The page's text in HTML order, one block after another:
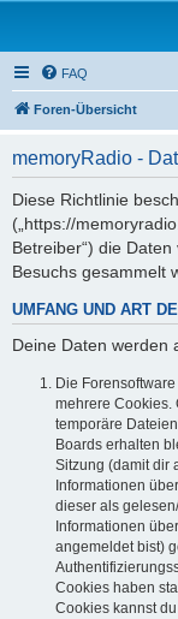
FAQ
Foren-Übersicht
memoryRadio -
Diese Richtlinie
(„https://
Betreiber“) die
Besuchs gesammelt
UMFANG UND ART
Deine Daten werden
Die
mehrere Cookies.
temporäre
Boards erhalten
Sitzung (damit dir
Informationen
dieser als
Informationen
angemeldet bist)
Cookies haben
Cookies kannst